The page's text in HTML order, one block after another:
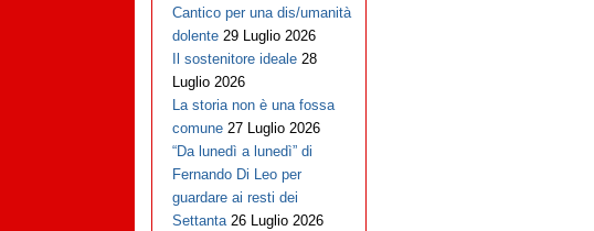
Cantico per una dis/umanità
dolente 29 Luglio 2026
Il sostenitore ideale 28
Luglio 2026
La storia non è una fossa
comune 27 Luglio 2026
“Da lunedì a lunedì” di
Fernando Di Leo per
guardare ai resti dei
Settanta 26 Luglio 2026